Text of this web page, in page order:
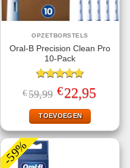
OPZETBORSTELS
Oral-B Precision Clean Pro
10-Pack
Gewaardeerd
5.00uit 5
€59,99 Oorspronkelijke
prijs
was:
€59,99.
€22,95prijs
TOEVOEGEN
-59%